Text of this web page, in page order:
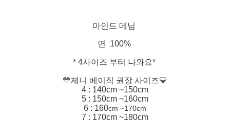
마인드 데님
면 100%
* 4사이즈 부터 나와요*
💛제니 베이직 권장 사이즈💛
4 : 140cm ~150cm
5 : 150cm ~160cm
6 : 160cm ~170cm
7 : 170cm ~180cm